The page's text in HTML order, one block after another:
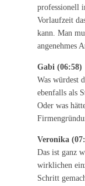
professionell
Vorlaufzeit
kann. Man
angenehmes
Gabi (06:58)
Was würdest
ebenfalls als
Oder was
Veronika
Das ist ganz
wirklichen
Schritt